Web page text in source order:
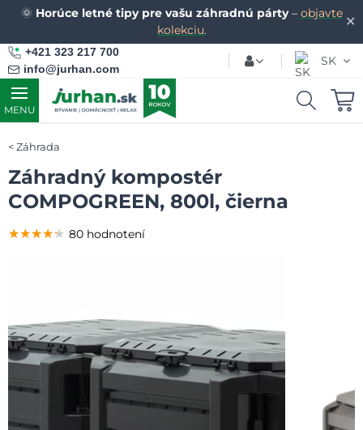
✕
🌞 Horúce letné tipy pre vašu záhradnú párty– objavte
kolekciu.
+421 323 217 700
info@jurhan.com
SK
MENU
Záhrada
Záhradný kompostér
COMPOGREEN, 800l, čierna
★★★★★
★★★★★
★★★★★ 80 hodnotení